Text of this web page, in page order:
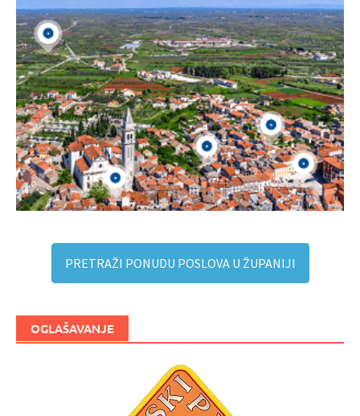
PRETRAŽI PONUDU POSLOVA U ŽUPANIJI
OGLAŠAVANJE